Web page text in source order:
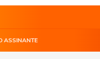
ASSINANTE